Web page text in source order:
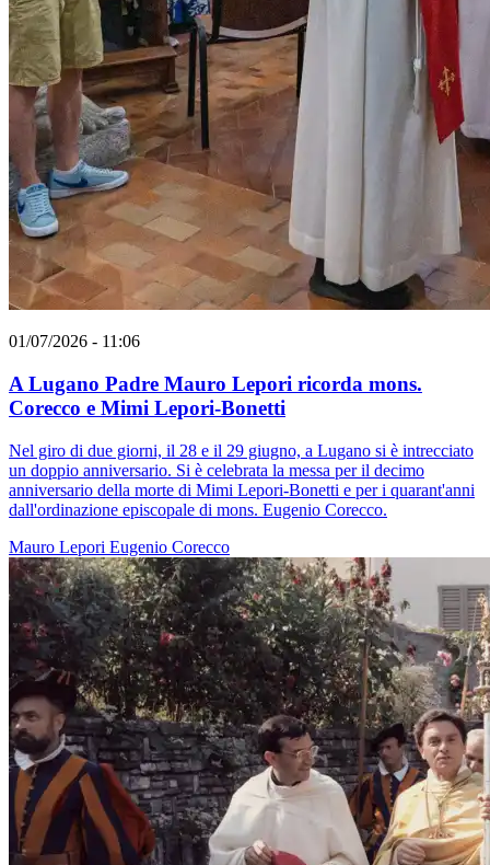
01/07/2026 - 11:06
A Lugano Padre Mauro Lepori ricorda mons.
Corecco e Mimi Lepori-Bonetti
Nel giro di due giorni, il 28 e il 29 giugno, a Lugano si è intrecciato
un doppio anniversario. Si è celebrata la messa per il decimo
anniversario della morte di Mimi Lepori-Bonetti e per i quarant'anni
dall'ordinazione episcopale di mons. Eugenio Corecco.
Mauro Lepori Eugenio Corecco